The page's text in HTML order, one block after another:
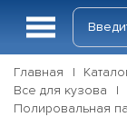
Главная
Все для кузова
Полировальная